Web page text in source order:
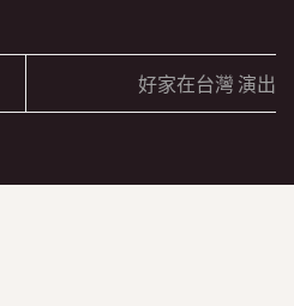
好家在台灣 演出